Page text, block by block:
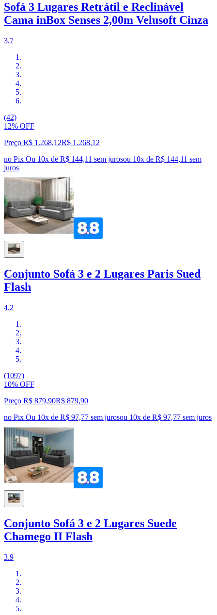
Sofá 3 Lugares Retrátil e Reclinável
Cama inBox Senses 2,00m Velusoft Cinza
3.7
(42)
12% OFF
Preço R$ 1.268,12R$ 1.268,12
no Pix Ou 10x de R$ 144,11 sem jurosou 10x de R$ 144,11 sem
juros
Conjunto Sofá 3 e 2 Lugares Paris Sued
Flash
4.2
(1097)
10% OFF
Preço R$ 879,90R$ 879,90
no Pix Ou 10x de R$ 97,77 sem jurosou 10x de R$ 97,77 sem juros
Conjunto Sofá 3 e 2 Lugares Suede
Chamego II Flash
3.9